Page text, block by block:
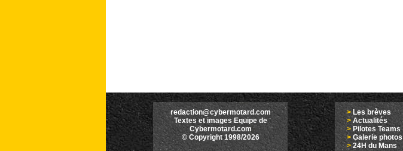
redaction@cybermotard.com
Textes et images Equipe de
Cybermotard.com
© Copyright 1998/2026
>Les brèves
> Actualités
> Pilotes Teams
>Galerie photos
>24H du Mans